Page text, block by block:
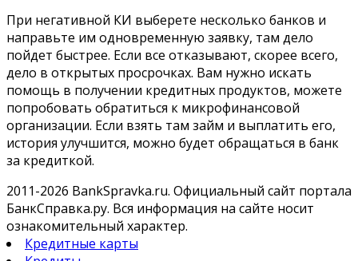
При негативной КИ выберете несколько банков и
направьте им одновременную заявку, там дело
пойдет быстрее. Если все отказывают, скорее всего,
дело в открытых просрочках. Вам нужно искать
помощь в получении кредитных продуктов, можете
попробовать обратиться к микрофинансовой
организации. Если взять там займ и выплатить его,
история улучшится, можно будет обращаться в банк
за кредиткой.
2011-2026 BankSpravka.ru. Официальный сайт портала
БанкСправка.ру. Вся информация на сайте носит
ознакомительный характер.
Кредитные карты